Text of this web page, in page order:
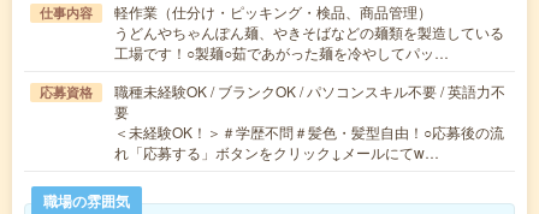
仕事内容
軽作業（仕分け・ピッキング・検品、商品管理）
うどんやちゃんぽん麺、やきそばなどの麺類を製造している
工場です！○製麺○茹であがった麺を冷やしてパッ…
応募資格
職種未経験OK / ブランクOK / パソコンスキル不要 / 英語力不
要
＜未経験OK！＞＃学歴不問＃髪色・髪型自由！○応募後の流
れ「応募する」ボタンをクリック↓メールにてw…
職場の雰囲気